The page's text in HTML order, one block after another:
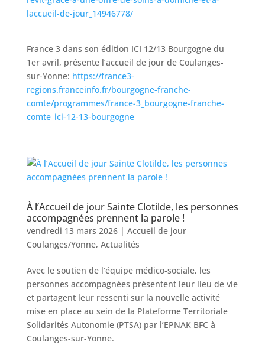
laccueil-de-jour_14946778/
France 3 dans son édition ICI 12/13 Bourgogne du
1er avril, présente l’accueil de jour de Coulanges-
sur-Yonne: https://france3-
regions.franceinfo.fr/bourgogne-franche-
comte/programmes/france-3_bourgogne-franche-
comte_ici-12-13-bourgogne
À l’Accueil de jour Sainte Clotilde, les personnes
accompagnées prennent la parole !
vendredi 13 mars 2026| Accueil de jour
Coulanges/Yonne, Actualités
Avec le soutien de l’équipe médico‑sociale, les
personnes accompagnées présentent leur lieu de vie
et partagent leur ressenti sur la nouvelle activité
mise en place au sein de la Plateforme Territoriale
Solidarités Autonomie (PTSA) par l’EPNAK BFC à
Coulanges-sur-Yonne.